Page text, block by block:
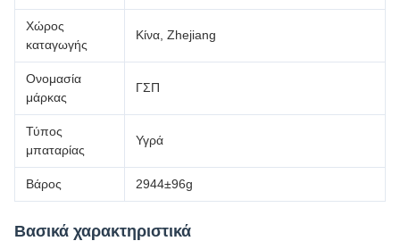
Χώρος
καταγωγής
Κίνα, Zhejiang
Ονομασία
μάρκας
ΓΣΠ
Τύπος
μπαταρίας
Υγρά
Βάρος 2944±96g
Βασικά χαρακτηριστικά